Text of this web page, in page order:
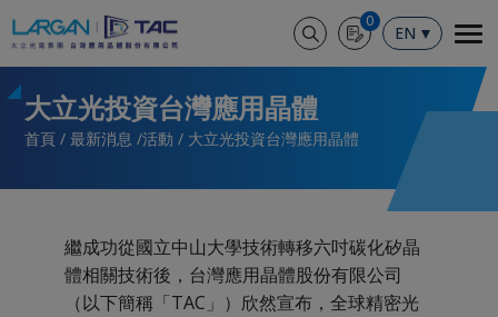
0
EN
大立光投資台灣應用晶體
首頁 最新消息 活動 大立光投資台灣應用晶體
繼成功從國立中山大學技術轉移六吋碳化矽晶
體相關技術後，台灣應用晶體股份有限公司
（以下簡稱「TAC」）欣然宣布，全球精密光
Cookie管理面板